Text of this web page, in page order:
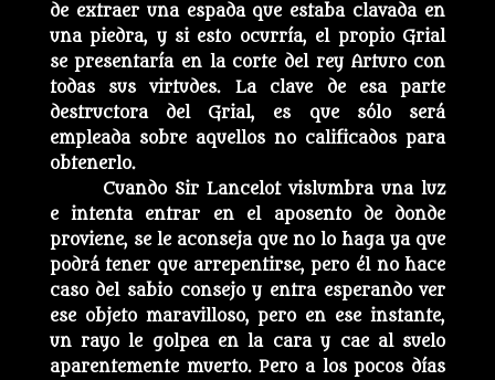
de extraer una espada que estaba clavada en
una piedra, y si esto ocurría, el propio Grial
se presentaría en la corte del rey Arturo con
todas sus virtudes. La clave de esa parte
destructora del Grial, es que sólo será
empleada sobre aquellos no calificados para
obtenerlo.
Cuando Sir Lancelot vislumbra una luz
e intenta entrar en el aposento de donde
proviene, se le aconseja que no lo haga ya que
podrá tener que arrepentirse, pero él no hace
caso del sabio consejo y entra esperando ver
ese objeto maravilloso, pero en ese instante,
un rayo le golpea en la cara y cae al suelo
aparentemente muerto. Pero a los pocos días